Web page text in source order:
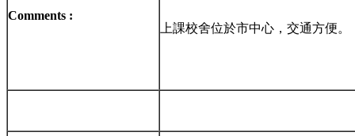
Comments :
上課校舍位於市中心，交通方便。